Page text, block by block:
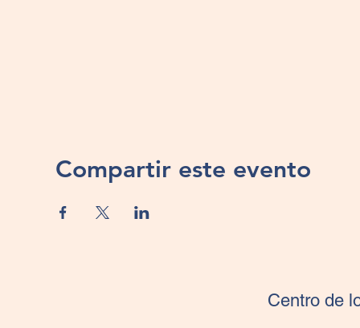
Compartir este evento
Centro de